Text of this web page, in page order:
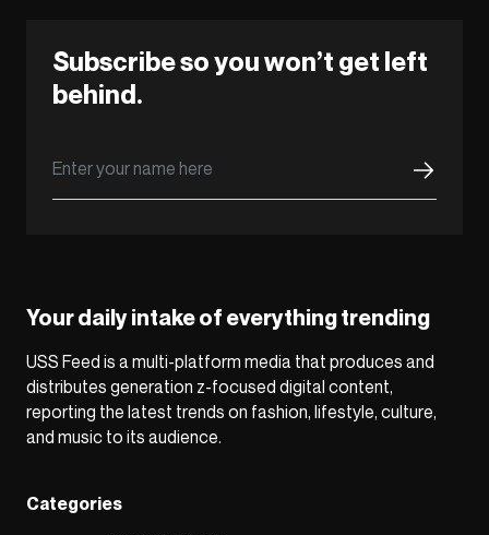
Subscribe so you won’t get left
behind.
Your daily intake of everything trending
USS Feed is a multi-platform media that produces and
distributes generation z-focused digital content,
reporting the latest trends on fashion, lifestyle, culture,
and music to its audience.
Categories